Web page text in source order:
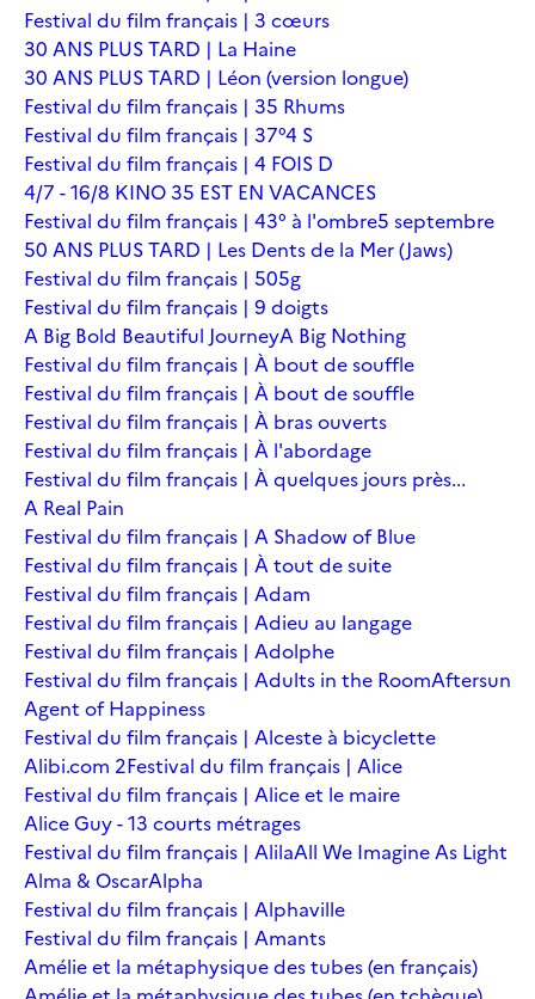
Festival du film français | 3 cœurs
30 ANS PLUS TARD | La Haine
30 ANS PLUS TARD | Léon (version longue)
Festival du film français | 35 Rhums
Festival du film français | 37°4 S
Festival du film français | 4 FOIS D
4/7 - 16/8 KINO 35 EST EN VACANCES
Festival du film français | 43° à l'ombre5 septembre
50 ANS PLUS TARD | Les Dents de la Mer (Jaws)
Festival du film français | 505g
Festival du film français | 9 doigts
A Big Bold Beautiful JourneyA Big Nothing
Festival du film français | À bout de souffle
Festival du film français | À bout de souffle
Festival du film français | À bras ouverts
Festival du film français | À l'abordage
Festival du film français | À quelques jours près...
A Real Pain
Festival du film français | A Shadow of Blue
Festival du film français | À tout de suite
Festival du film français | Adam
Festival du film français | Adieu au langage
Festival du film français | Adolphe
Festival du film français | Adults in the RoomAftersun
Agent of Happiness
Festival du film français | Alceste à bicyclette
Alibi.com 2Festival du film français | Alice
Festival du film français | Alice et le maire
Alice Guy - 13 courts métrages
Festival du film français | AlilaAll We Imagine As Light
Alma & OscarAlpha
Festival du film français | Alphaville
Festival du film français | Amants
Amélie et la métaphysique des tubes (en français)